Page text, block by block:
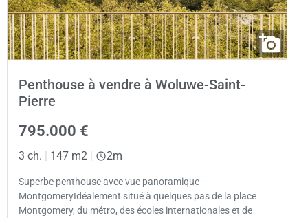
Penthouse à vendre à Woluwe-Saint-
Pierre
795.000 €
3 ch. 147 m2 2m
Superbe penthouse avec vue panoramique –
MontgomeryIdéalement situé à quelques pas de la place
Montgomery, du métro, des écoles internationales et de